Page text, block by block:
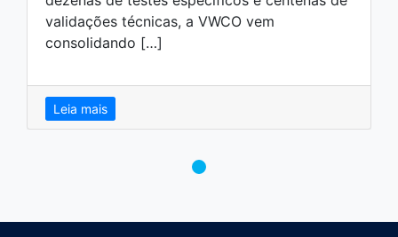
validações técnicas, a VWCO vem
consolidando […]
Leia mais